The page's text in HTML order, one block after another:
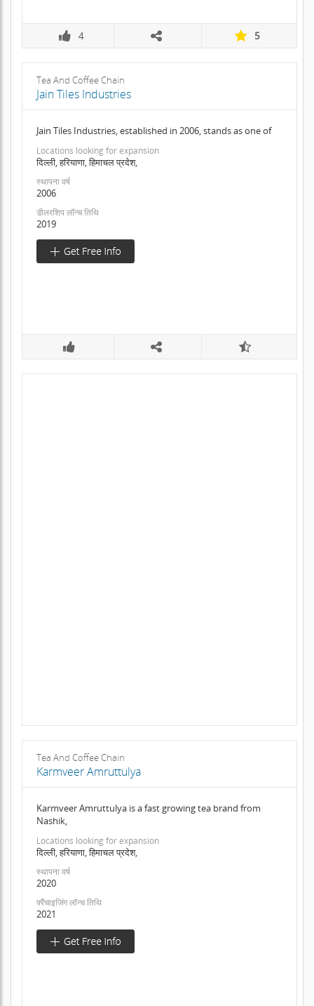
4 5
Tea And Coffee Chain
Jain Tiles Industries
Jain Tiles Industries, established in 2006, stands as one of
Locations looking for expansion
दिल्ली, हरियाणा, हिमाचल प्रदेश,
स्थापना वर्ष
2006
डीलरशिप लॉन्च तिथि
2019
Tea And Coffee Chain
Karmveer Amruttulya
Karmveer Amruttulya is a fast growing tea brand from
Nashik,
Locations looking for expansion
दिल्ली, हरियाणा, हिमाचल प्रदेश,
स्थापना वर्ष
2020
फ़्रैंचाइजिंग लॉन्च तिथि
2021